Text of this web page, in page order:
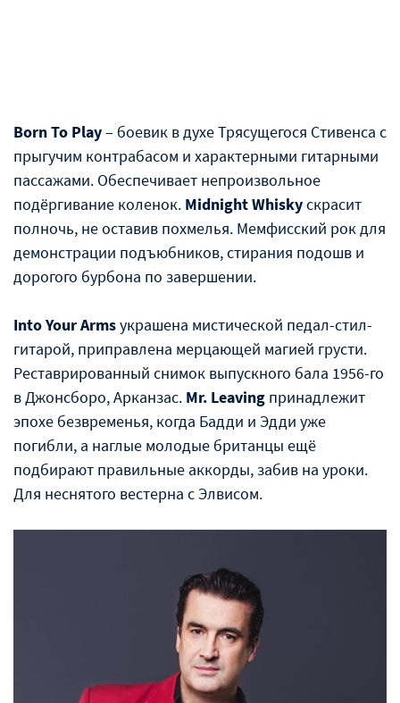
Born To Play– боевик в духе Трясущегося Стивенса с
прыгучим контрабасом и характерными гитарными
пассажами. Обеспечивает непроизвольное
подëргивание коленок. Midnight Whiskyскрасит
полночь, не оставив похмелья. Мемфисский рок для
демонстрации подъюбников, стирания подошв и
дорогого бурбона по завершении.
Into Your Armsукрашена мистической педал-стил-
гитарой, приправлена мерцающей магией грусти.
Реставрированный снимок выпускного бала 1956-го
в Джонсборо, Арканзас. Mr. Leaving принадлежит
эпохе безвременья, когда Бадди и Эдди уже
погибли, а наглые молодые британцы ещë
подбирают правильные аккорды, забив на уроки.
Для неснятого вестерна с Элвисом.